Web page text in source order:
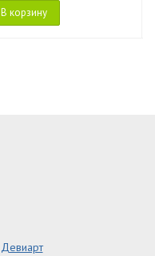
В корзину
Девиарт